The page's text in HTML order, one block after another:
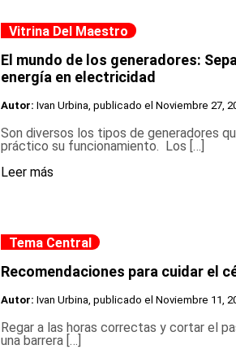
Vitrina Del Maestro
El mundo de los generadores:
energía en electricidad
Autor: Ivan Urbina, publicado el Noviembre 27,
Son diversos los tipos de generadores
práctico su funcionamiento. Los […]
Leer más
Tema Central
Recomendaciones para cuidar el
Autor: Ivan Urbina, publicado el Noviembre 11,
Regar a las horas correctas y cortar el
una barrera […]